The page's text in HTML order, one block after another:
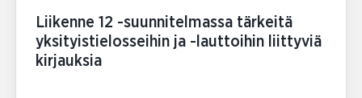
Liikenne 12 -suunnitelmassa tärkeitä
yksityistielosseihin ja -lauttoihin liittyviä
kirjauksia